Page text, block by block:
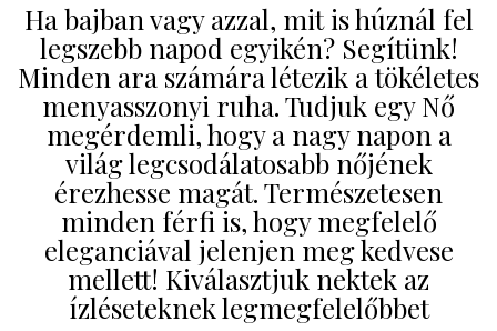
Ha bajban vagy azzal, mit is húznál fel
legszebb napod egyikén? Segítünk!
Minden ara számára létezik a tökéletes
menyasszonyi ruha. Tudjuk egy Nő
megérdemli, hogy a nagy napon a
világ legcsodálatosabb nőjének
érezhesse magát. Természetesen
minden férfi is, hogy megfelelő
eleganciával jelenjen meg kedvese
mellett! Kiválasztjuk nektek az
ízléseteknek legmegfelelőbbet